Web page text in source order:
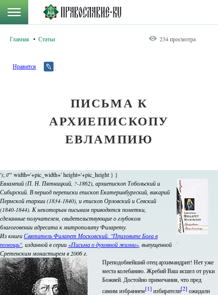
Главная Статьи 234 просмотра
Нравится
ПИСЬМА К
АРХИЕПИСКОПУ
ЕВЛАМПИЮ
'); //'" width='+pic_width+' height='+pic_height } }
.
Евлампий (П. Н. Пятницкий, ?-1862), архиепископ Тобольский и
Сибирский. В период переписки епископ Екатеринбургский, викарий
Пермской епархии (1834-1840), и епископ Орловский и Севский
(1840-1844). К некоторым письмам приводятся пометки,
сделанные получателем, свидетельствующие о глубоком
благоговении адресата к митрополиту Филарету.
Из книгиСвятитель Филарет Московский. "Призовите Бога в
помощь" , изданной в серии «Письма о духовной жизни» , выпущенной
Сретенским монастырем в 2006 г.
Преподобнейший отец архимандрит! Нет уже
места колебанию. Жребий Ваш исшел от руки
Божией. Достойно примечания, что пред
самим избранием[1] избиратели[2] ожидали